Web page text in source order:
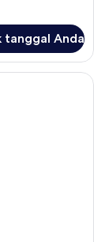
tanggal Anda